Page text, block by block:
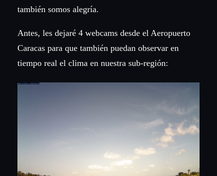
también somos alegría.
Antes, les dejaré 4 webcams desde el Aeropuerto
Caracas para que también puedan observar en
tiempo real el clima en nuestra sub-región: